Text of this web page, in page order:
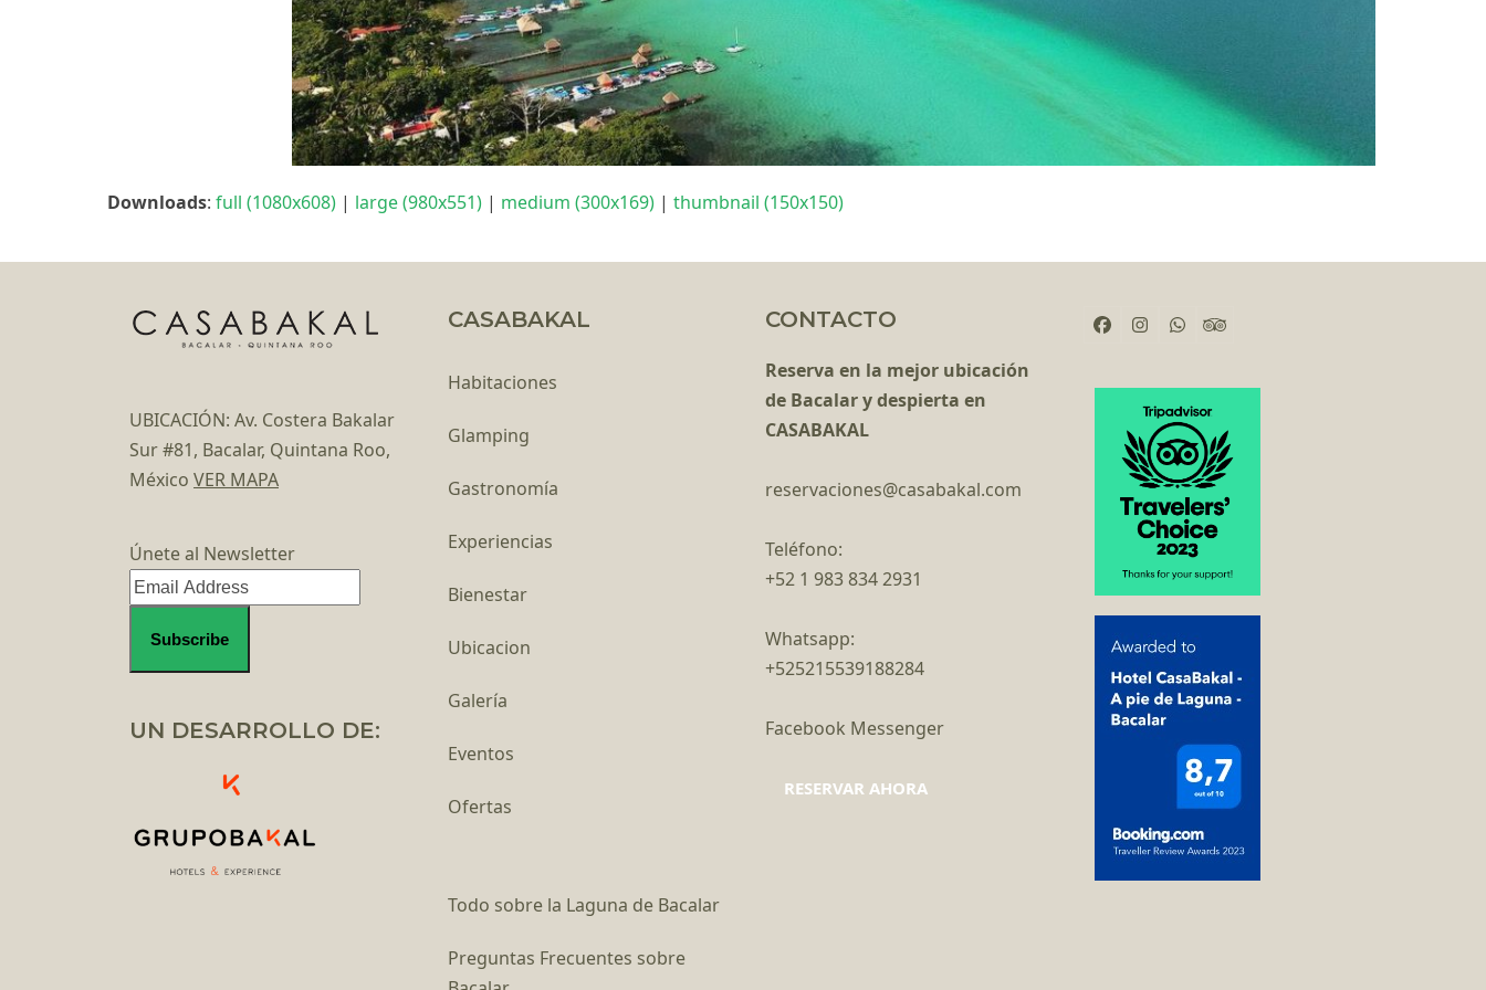
Downloads: full (1080x608) | large (980x551) | medium (300x169) | thumbnail (150x150)
UBICACIÓN: Av. Costera Bakalar
Sur #81, Bacalar, Quintana Roo,
México VER MAPA
Únete al Newsletter
UN DESARROLLO DE:
CASABAKAL
Habitaciones
Glamping
Gastronomía
Experiencias
Bienestar
Ubicacion
Galería
Eventos
Ofertas
Todo sobre la Laguna de Bacalar
Preguntas Frecuentes sobre
CONTACTO
Reserva en la mejor ubicación
de Bacalar y despierta en
CASABAKAL
reservaciones@casabakal.com
Teléfono:
+52 1 983 834 2931
Whatsapp:
+525215539188284
Facebook Messenger
RESERVAR AHORA
Facebook
Instagram
WhatsappTripadvisor